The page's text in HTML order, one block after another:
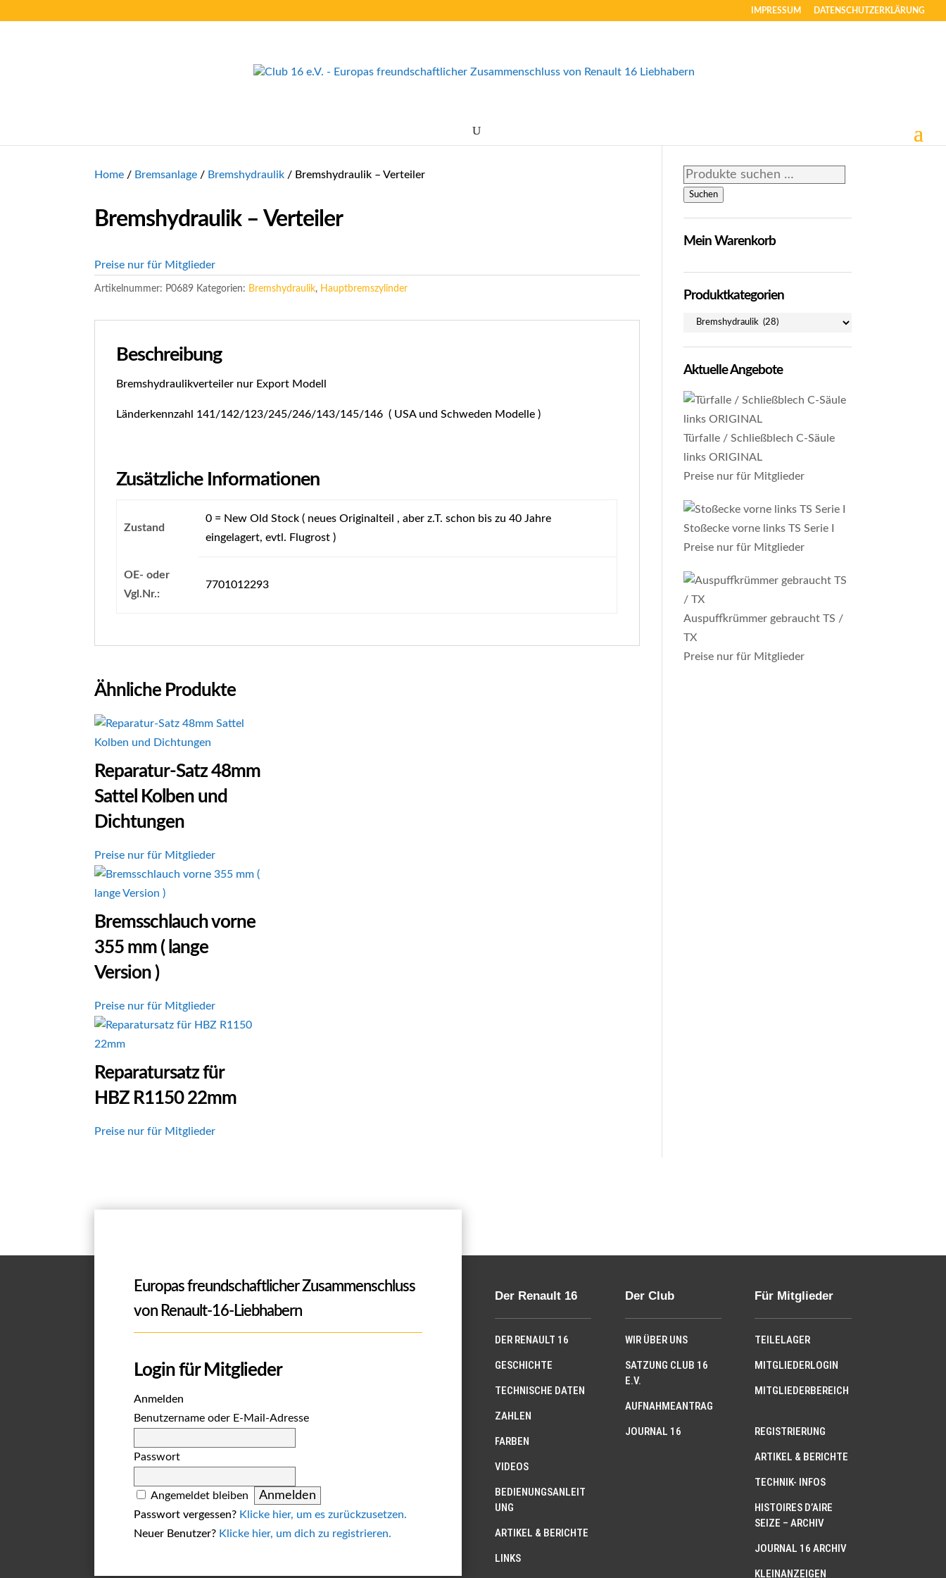
IMPRESSUM DATENSCHUTZERKLÄRUNG
Home / Bremsanlage / Bremshydraulik / Bremshydraulik – Verteiler
Bremshydraulik – Verteiler
Preise nur für Mitglieder
Artikelnummer: P0689 Kategorien: Bremshydraulik, Hauptbremszylinder
Beschreibung
Bremshydraulikverteiler nur Export Modell
Länderkennzahl 141/142/123/245/246/143/145/146 ( USA und Schweden Modelle )
Zusätzliche Informationen
Zustand
0 = New Old Stock ( neues Originalteil , aber z.T. schon bis zu 40 Jahre
eingelagert, evtl. Flugrost )
OE- oder
Vgl.Nr.:
7701012293
Ähnliche Produkte
Reparatur-Satz 48mm
Sattel Kolben und
Dichtungen
Preise nur für Mitglieder
Bremsschlauch vorne
355 mm ( lange
Version )
Preise nur für Mitglieder
Reparatursatz für
HBZ R1150 22mm
Preise nur für Mitglieder
Suchen
nach:
Suchen
Mein Warenkorb
Produktkategorien
Aktuelle Angebote
Türfalle / Schließblech C-Säule
links ORIGINAL
Preise nur für Mitglieder
Stoßecke vorne links TS Serie I
Preise nur für Mitglieder
Auspuffkrümmer gebraucht TS /
TX
Preise nur für Mitglieder
Europas freundschaftlicher Zusammenschluss
von Renault-16-Liebhabern
Login für Mitglieder
Anmelden
Benutzername oder E-Mail-Adresse
Passwort
Angemeldet bleiben
Passwort vergessen? Klicke hier, um es zurückzusetzen.
Neuer Benutzer? Klicke hier, um dich zu registrieren.
Der Renault 16
DER RENAULT 16
GESCHICHTE
TECHNISCHE DATEN
ZAHLEN
FARBEN
VIDEOS
BEDIENUNGSANLEIT
UNG
ARTIKEL & BERICHTE
LINKS
Der Club
WIR ÜBER UNS
SATZUNG CLUB 16
E.V.
AUFNAHMEANTRAG
JOURNAL 16
Für Mitglieder
TEILELAGER
MITGLIEDERLOGIN
MITGLIEDERBEREICH
REGISTRIERUNG
ARTIKEL & BERICHTE
TECHNIK- INFOS
HISTOIRES D’AIRE
SEIZE – ARCHIV
JOURNAL 16 ARCHIV
KLEINANZEIGEN